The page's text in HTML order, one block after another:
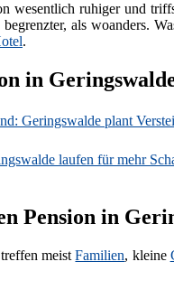
wesentlich ruhiger und
als woanders.
.
in
Geringswalde plant
laufen für mehr
Pension in
meistFamilien, kleine